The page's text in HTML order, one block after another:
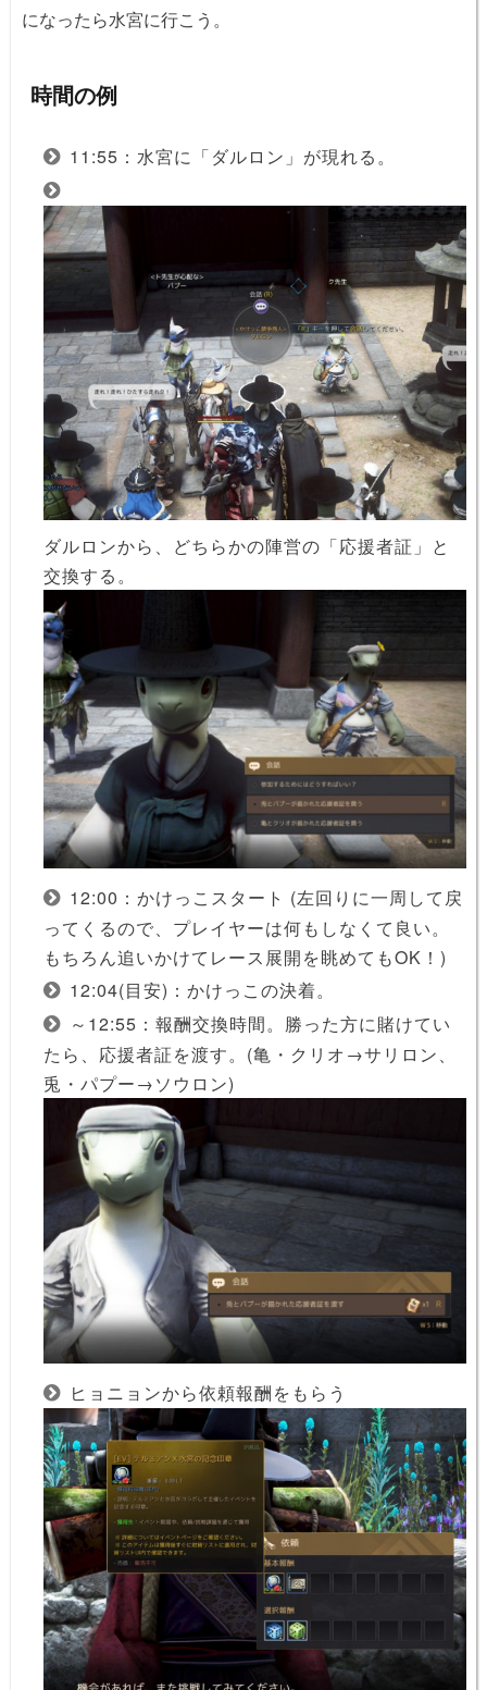
になったら水宮に行こう。
時間の例
11:55：水宮に「ダルロン」が現れる。
ダルロンから、どちらかの陣営の「応援者証」と
交換する。
12:00：かけっこスタート (左回りに一周して戻
ってくるので、プレイヤーは何もしなくて良い。
もちろん追いかけてレース展開を眺めてもOK！)
12:04(目安)：かけっこの決着。
～12:55：報酬交換時間。勝った方に賭けてい
たら、応援者証を渡す。(亀・クリオ→サリロン、
兎・パプー→ソウロン)
ヒョニョンから依頼報酬をもらう